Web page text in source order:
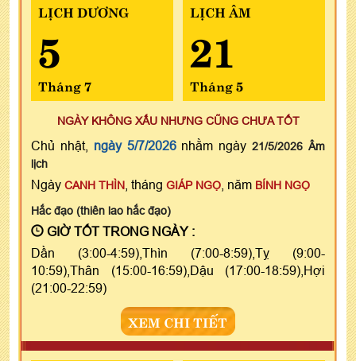
LỊCH DƯƠNG
5
Tháng 7
LỊCH ÂM
21
Tháng 5
NGÀY KHÔNG XẤU NHƯNG CŨNG CHƯA TỐT
Chủ nhật, ngày 5/7/2026nhằm ngày21/5/2026 Âm
lịch
Ngày CANH THÌN , tháng GIÁP NGỌ , năm BÍNH NGỌ
Hắc đạo (thiên lao hắc đạo)
GIỜ TỐT TRONG NGÀY :
Dần (3:00-4:59),Thìn (7:00-8:59),Tỵ (9:00-
10:59),Thân (15:00-16:59),Dậu (17:00-18:59),Hợi
(21:00-22:59)
XEM CHI TIẾT